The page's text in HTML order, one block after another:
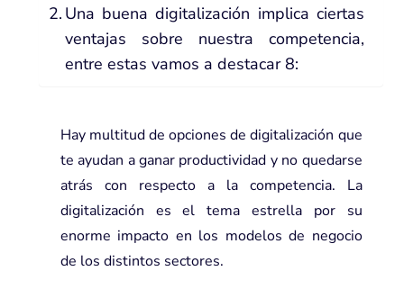
Una buena digitalización implica ciertas
ventajas sobre nuestra competencia,
entre estas vamos a destacar 8:
Hay multitud de opciones de digitalización que
te ayudan a ganar productividad y no quedarse
atrás con respecto a la competencia. La
digitalización es el tema estrella por su
enorme impacto en los modelos de negocio
de los distintos sectores.